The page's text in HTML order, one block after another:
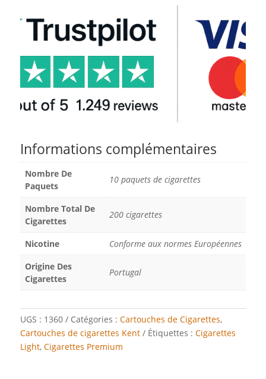
Informations complémentaires
Nombre De
Paquets
10 paquets de cigarettes
Nombre Total De
Cigarettes
200 cigarettes
Nicotine
Conforme aux normes Européennes
Origine Des
Cigarettes
Portugal
UGS : 1360 Catégories : Cartouches de Cigarettes,
Cartouches de cigarettes Kent
Étiquettes : Cigarettes
Light, Cigarettes Premium